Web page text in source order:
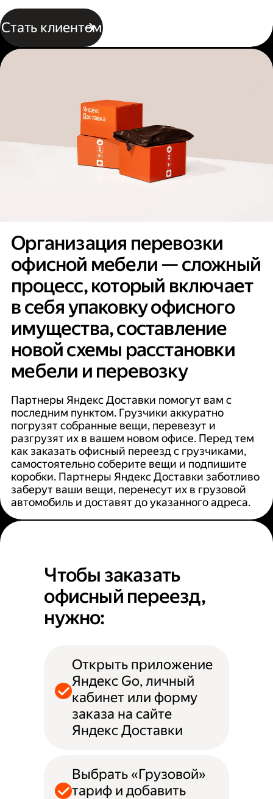
Стать клиентом
Организация перевозки
офисной мебели — сложный
процесс, который включает
в себя упаковку офисного
имущества, составление
новой схемы расстановки
мебели и перевозку
Партнеры Яндекс Доставки помогут вам с
последним пунктом. Грузчики аккуратно
погрузят собранные вещи, перевезут и
разгрузят их в вашем новом офисе. Перед тем
как заказать офисный переезд с грузчиками,
самостоятельно соберите вещи и подпишите
коробки. Партнеры Яндекс Доставки заботливо
заберут ваши вещи, перенесут их в грузовой
автомобиль и доставят до указанного адреса.
Чтобы заказать
офисный переезд,
нужно:
Открыть приложение
Яндекс Go, личный
кабинет или форму
заказа на сайте
Яндекс Доставки
Выбрать «Грузовой»
тариф и добавить